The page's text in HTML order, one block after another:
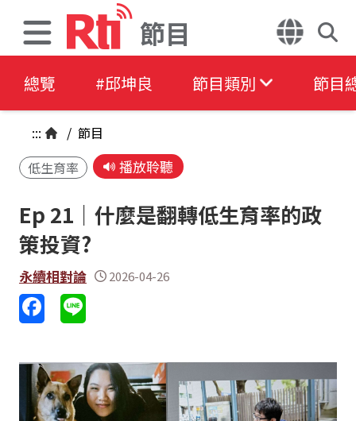
節目
總覽 #邱坤良 節目類別 節目
::: / 節目
低生育率
播放聆聽
Ep 21｜什麼是翻轉低生育率的政
策投資?
永續相對論 2026-04-26